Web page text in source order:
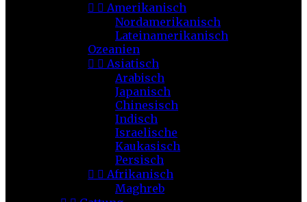
  Amerikanisch
Nordamerikanisch
Lateinamerikanisch
Ozeanien
  Asiatisch
Arabisch
Japanisch
Chinesisch
Indisch
Israelische
Kaukasisch
Persisch
  Afrikanisch
Maghreb